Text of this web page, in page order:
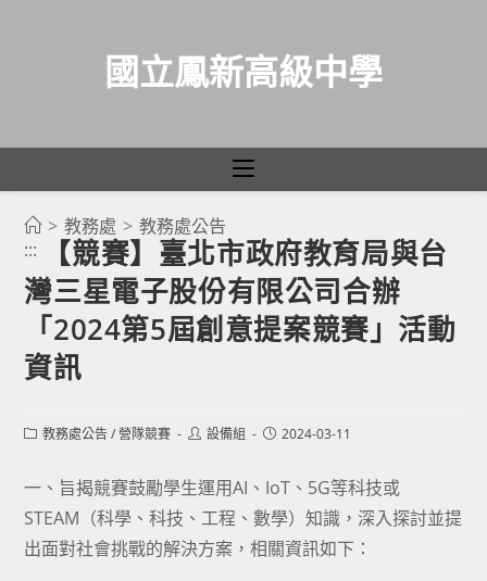
國立鳳新高級中學
> 教務處 > 教務處公告
:::
【競賽】臺北市政府教育局與台
灣三星電子股份有限公司合辦
「2024第5屆創意提案競賽」活動
資訊
Post教務處公告 / 營隊競賽
Post設備組
Post2024-03-11
一、旨揭競賽鼓勵學生運用AI、IoT、5G等科技或
STEAM（科學、科技、工程、數學）知識，深入探討並提
出面對社會挑戰的解決方案，相關資訊如下：